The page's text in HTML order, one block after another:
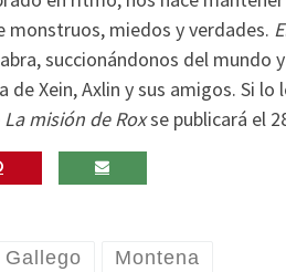
monstruos, miedos y verdades.
succionándonos del mundo
Xein, Axlin y sus amigos. Si lo
La misión de Roxse publicará el
Gallego Montena